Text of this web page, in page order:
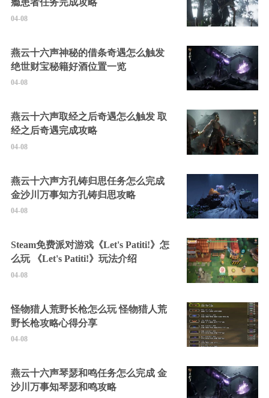
瘾患者任务完成攻略
04-08
燕云十六声神秘的借条奇遇怎么触发
绝世财宝秘籍好酒位置一览
04-08
燕云十六声取经之后奇遇怎么触发 取
经之后奇遇完成攻略
04-08
燕云十六声方孔铸归思任务怎么完成
金沙川万事知方孔铸归思攻略
04-08
Steam免费派对游戏《Let's Patiti!》怎
么玩 《Let's Patiti!》玩法介绍
04-08
怪物猎人荒野长枪怎么玩 怪物猎人荒
野长枪攻略心得分享
04-08
燕云十六声琴瑟和鸣任务怎么完成 金
沙川万事知琴瑟和鸣攻略